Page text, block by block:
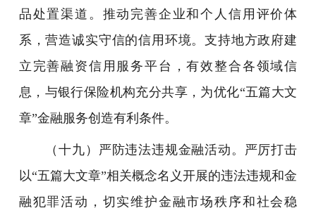
品处置渠道。推动完善企业和个人信用评价体
系，营造诚实守信的信用环境。支持地方政府建
立完善融资信用服务平台，有效整合各领域信
息，与银行保险机构充分共享，为优化“五篇大文
章”金融服务创造有利条件。
（十九）严防违法违规金融活动。严厉打击
以“五篇大文章”相关概念名义开展的违法违规和金
融犯罪活动，切实维护金融市场秩序和社会稳